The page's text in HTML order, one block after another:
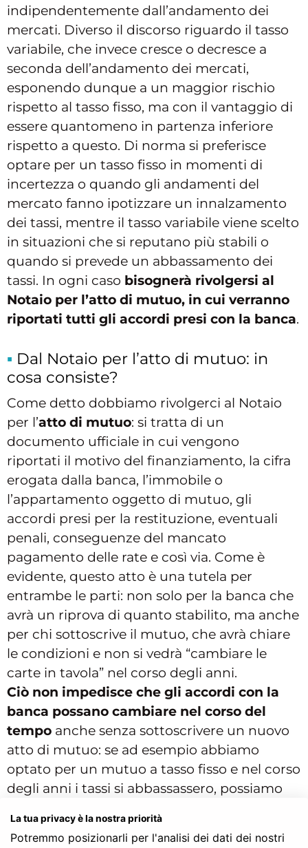
indipendentemente dall’andamento dei
mercati. Diverso il discorso riguardo il tasso
variabile, che invece cresce o decresce a
seconda dell’andamento dei mercati,
esponendo dunque a un maggior rischio
rispetto al tasso fisso, ma con il vantaggio di
essere quantomeno in partenza inferiore
rispetto a questo. Di norma si preferisce
optare per un tasso fisso in momenti di
incertezza o quando gli andamenti del
mercato fanno ipotizzare un innalzamento
dei tassi, mentre il tasso variabile viene scelto
in situazioni che si reputano più stabili o
quando si prevede un abbassamento dei
tassi. In ogni caso bisognerà rivolgersi al
Notaio per l’atto di mutuo, in cui verranno
riportati tutti gli accordi presi con la banca.
Dal Notaio per l’atto di mutuo: in
cosa consiste?
Come detto dobbiamo rivolgerci al Notaio
per l’atto di mutuo: si tratta di un
documento ufficiale in cui vengono
riportati il motivo del finanziamento, la cifra
erogata dalla banca, l’immobile o
l’appartamento oggetto di mutuo, gli
accordi presi per la restituzione, eventuali
penali, conseguenze del mancato
pagamento delle rate e così via. Come è
evidente, questo atto è una tutela per
entrambe le parti: non solo per la banca che
avrà un riprova di quanto stabilito, ma anche
per chi sottoscrive il mutuo, che avrà chiare
le condizioni e non si vedrà “cambiare le
carte in tavola” nel corso degli anni.
Ciò non impedisce che gli accordi con la
banca possano cambiare nel corso del
tempo anche senza sottoscrivere un nuovo
atto di mutuo: se ad esempio abbiamo
optato per un mutuo a tasso fisso e nel corso
degli anni i tassi si abbassassero, possiamo
ricontattare le condizioni, mantenendo
La tua privacy è la nostra priorità
Potremmo posizionarli per l'analisi dei dati dei nostri